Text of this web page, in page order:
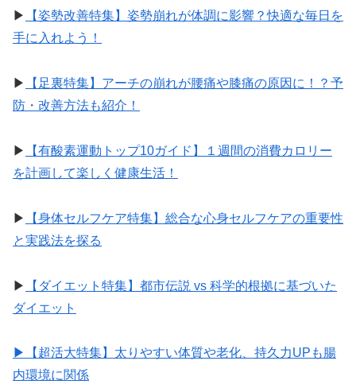
▶︎
【姿勢改善特集】姿勢崩れが体調に影響？快適な毎日を
手に入れよう！
▶︎
【足裏特集】アーチの崩れが腰痛や膝痛の原因に！？予
防・改善方法も紹介！
▶︎
【有酸素運動トップ10ガイド】１週間の消費カロリー
を計画して楽しく健康生活！
▶︎
【身体セルフケア特集】総合な心身セルフケアの重要性
と実践法を探る
▶︎
【ダイエット特集】都市伝説 vs 科学的根拠に基づいた
ダイエット
▶︎【超活大特集】太りやすい体質や老化、持久力UPも腸
内環境に関係